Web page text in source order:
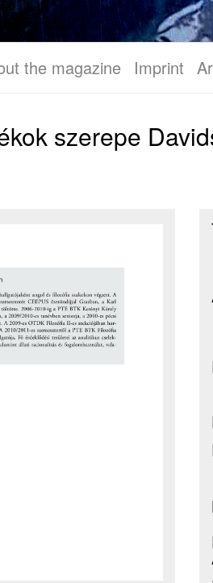
the magazine Imprint
szerepe